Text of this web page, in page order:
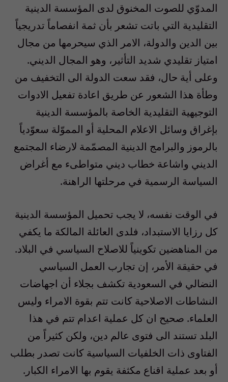
المدوّي للصوت المخنوق لدى المؤسسة الدينية
التقليدية التي باتت تشعر بأن ثمة انفصاماً تدريجياً
بين الدين والدولة، الامر الذي سيحرمها من مجال
امتياز تقليدي شديد التأثير، وهو المجال الديني.
وعلى أية حال، فقد سعت الدولة الى التخفيف من
وطأة هذا الشعور عن طريق اعادة تفعيل الادوات
التوجيهية التقليدية الخاصة بالمؤسسة الدينية
بإغراق وسائل الاعلام المحلية أو المموّلة سعوّدياً
بالرموز والبرامج الدينية المصمّمة لارضاء المجتمع
الديني واشاعة خطاب ديني متواطىء مع أغراض
السياسة الرسمية في مرحلتها الراهنة.
في الوقت نفسه، لا يجب تحميل المؤسسة الدينية
كل رزايا الاستبداد، فلدى العائلة المالكة ما يكفي
من المناهضين تكوينياً للاصلاح السياسي في البلاد.
في حقيقة الأمر، إن تجارب العمل السياسي
النضالي في السعودية تكشف بجلاء أن اجهاضات
النشاطات الاصلاحية كانت تتم بقوة الامراء وليس
العلماء. صحيح ان كل عملية اعدام تتم في هذا
البلد تستند الى فتوى عالم دين، ولكن كثيراً من
الفتاوى ذات الخلفيات السياسية كانت تصدر بطلب
أو بعد عملية اقناع مكثفة يقوم بها الامراء الكبار.